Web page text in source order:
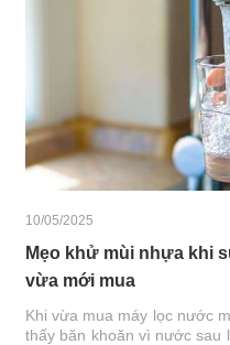
10/05/2025
Mẹo khử mùi nhựa khi
vừa mới mua
Khi vừa mua máy lọc nước
thấy băn khoăn vì nước sau